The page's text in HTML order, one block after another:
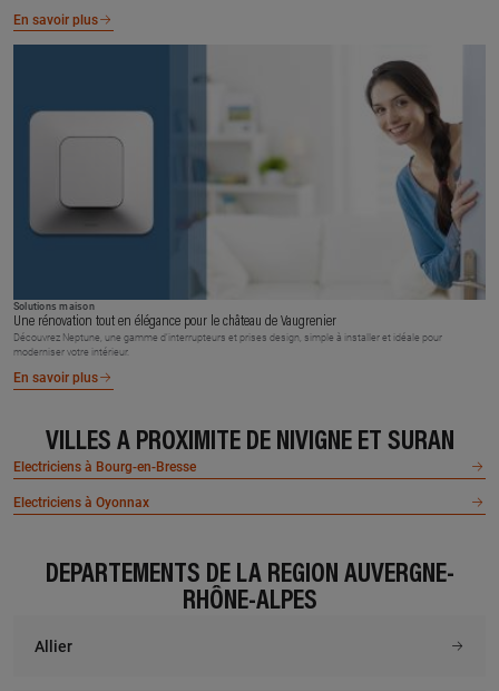
En savoir plus
Solutions maison
Une rénovation tout en élégance pour le château de Vaugrenier
Découvrez Neptune, une gamme d’interrupteurs et prises design, simple à installer et idéale pour
moderniser votre intérieur.
En savoir plus
VILLES À PROXIMITÉ DE NIVIGNE ET SURAN
Electriciens à Bourg-en-Bresse
Electriciens à Oyonnax
DÉPARTEMENTS DE LA RÉGION AUVERGNE-
RHÔNE-ALPES
Allier